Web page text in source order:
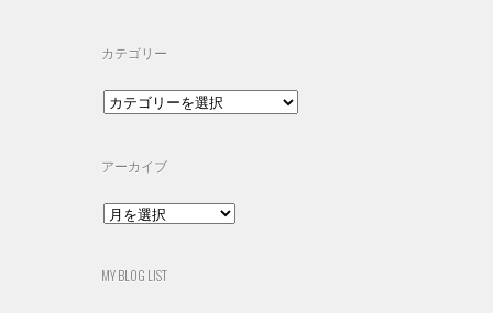
カテゴリー
カ
ーアーカイブ
ア
ー
ブMY BLOG LIST